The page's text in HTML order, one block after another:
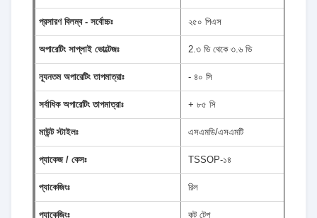
প্রসারণ বিলম্ব - সর্বোচ্চঃ ২৫০ পিএস
অপারেটিং সাপ্লাই ভোল্টেজঃ 2.৩ ভি থেকে ৩.৬ ভি
ন্যূনতম অপারেটিং তাপমাত্রাঃ - ৪০ সি
সর্বাধিক অপারেটিং তাপমাত্রাঃ + ৮৫ সি
মাউন্ট স্টাইলঃ এসএমডি/এসএমটি
প্যাকেজ / কেসঃ TSSOP-১৪
প্যাকেজিংঃ রিল
প্যাকেজিংঃ কট টেপ